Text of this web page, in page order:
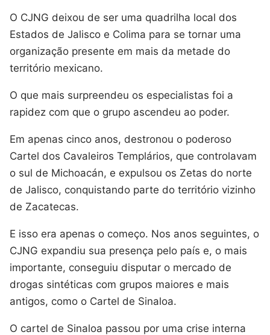
O CJNG deixou de ser uma quadrilha local dos
Estados de Jalisco e Colima para se tornar uma
organização presente em mais da metade do
território mexicano.
O que mais surpreendeu os especialistas foi a
rapidez com que o grupo ascendeu ao poder.
Em apenas cinco anos, destronou o poderoso
Cartel dos Cavaleiros Templários, que controlavam
o sul de Michoacán, e expulsou os Zetas do norte
de Jalisco, conquistando parte do território vizinho
de Zacatecas.
E isso era apenas o começo. Nos anos seguintes, o
CJNG expandiu sua presença pelo país e, o mais
importante, conseguiu disputar o mercado de
drogas sintéticas com grupos maiores e mais
antigos, como o Cartel de Sinaloa.
O cartel de Sinaloa passou por uma crise interna